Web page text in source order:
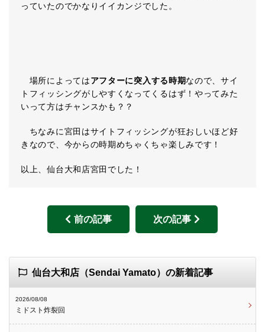
っていたのでかなりイイカンジでした。
場所によってはアフターに突入する時期なので、サイ
トフィッシングがしやすくなってくるはず！やってみた
いって方はチャンスかも？？
ちなみに宮田はサイトフィッシングが狂おしいほど好
きなので、今からの時期めちゃくちゃ楽しみです！
以上、仙台大和店宮田でした！
前の記事 次の記事
仙台大和店（Sendai Yamato）の新着記事
2026/08/08
ミドスト炸裂回